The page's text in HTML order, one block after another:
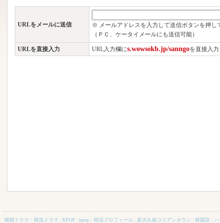
URLをメールに送信
※ メールアドレスを入力して送信ボタンを押し
（ＰＣ、ケータイメールにも送信可能）
URLを直接入力 URL入力欄にs.wowsokb.jp/sanngoを直接入
韓国ドラマ・韓流ドラマ KPOP kpop・韓流プロフィール 新大久保コリアンタウン 韓国語・